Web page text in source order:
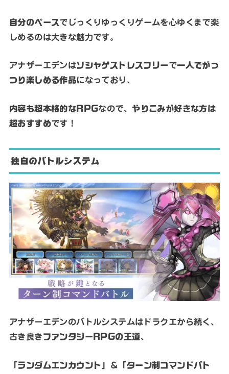
自分のペースでじっくりゆっくりゲームを心ゆくまで楽
しめるのは大きな魅力です。
アナザーエデンはソシャゲストレスフリーで一人でがっ
つり楽しめる作品になっており、
内容も超本格的なRPGなので、やりこみが好きな方は
超おすすめです！
独自のバトルシステム
アナザーエデンのバトルシステムはドラクエから続く、
古き良きファンタジーRPGの王道、
「ランダムエンカウント」 ＆
「ターン制コマンドバト